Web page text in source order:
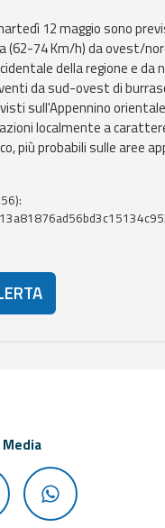
12 maggio sono
(62-74 Km/h) da ovest/
della regione e da
da sud-ovest di
sull'Appennino
localmente a
più probabili sulle aree
Media